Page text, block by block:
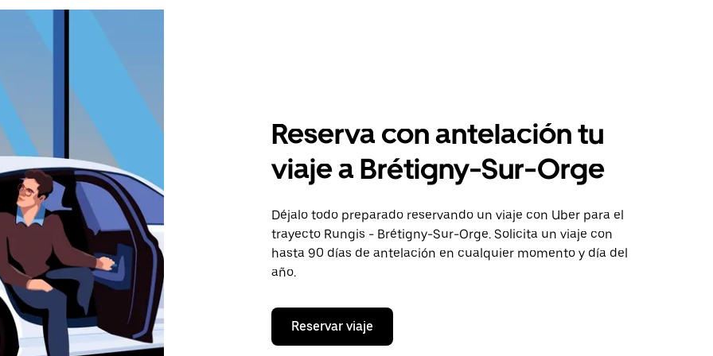
Reserva con antelación tu
viaje a Brétigny-Sur-Orge
Déjalo todo preparado reservando un viaje con Uber para el
trayecto Rungis - Brétigny-Sur-Orge. Solicita un viaje con
hasta 90 días de antelación en cualquier momento y día del
año.
Reservar viaje